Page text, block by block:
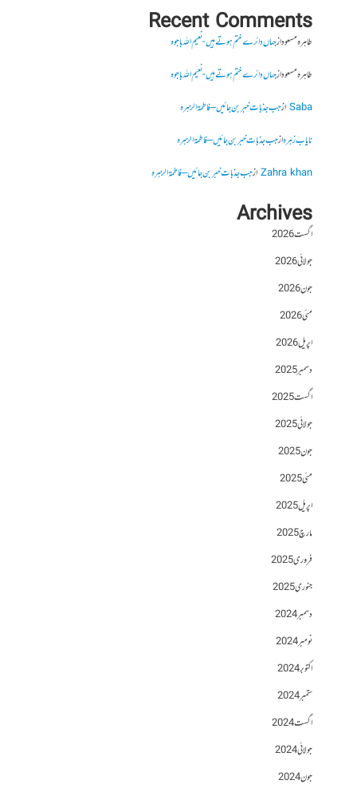
Recent Comments
طاہرہ مسعودازجہاں دائرے ختم ہوتے ہیں- نعیم اللہ باجوہ
طاہرہ مسعودازجہاں دائرے ختم ہوتے ہیں- نعیم اللہ باجوہ
Sabaازجب جذبات خبر بن جائیں – فاطمۃالزہرہ
نایاب زہرہازجب جذبات خبر بن جائیں – فاطمۃالزہرہ
Zahra khanازجب جذبات خبر بن جائیں – فاطمۃالزہرہ
Archives
اگست 2026
جولائی 2026
جون 2026
مئی 2026
اپریل 2026
دسمبر 2025
اگست 2025
جولائی 2025
جون 2025
مئی 2025
اپریل 2025
مارچ 2025
فروری 2025
جنوری 2025
دسمبر 2024
نومبر 2024
اکتوبر 2024
ستمبر 2024
اگست 2024
جولائی 2024
جون 2024